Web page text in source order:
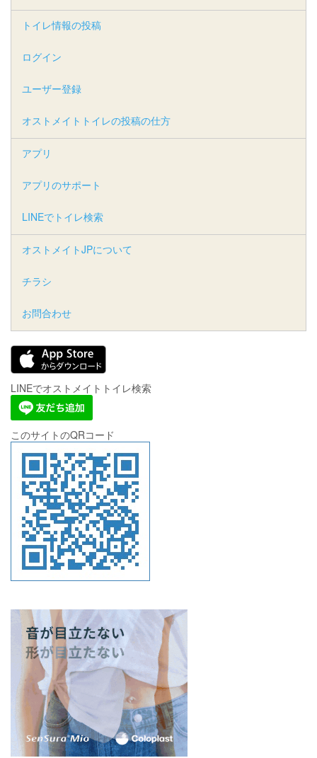
トイレ情報の投稿
ログイン
ユーザー登録
オストメイトトイレの投稿の仕方
アプリ
アプリのサポート
LINEでトイレ検索
オストメイトJPについて
チラシ
お問合わせ
LINEでオストメイトトイレ検索
このサイトのQRコード